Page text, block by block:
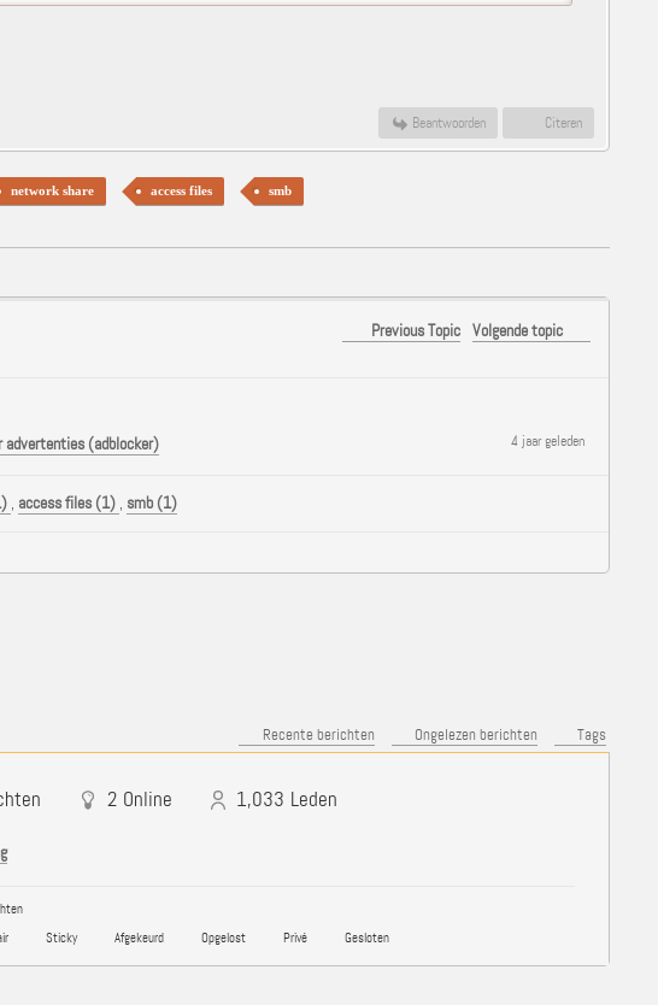
Beantwoorden Citeren
network share access files smb
Previous Topic Volgende topic
advertenties (adblocker)
4 jaar geleden
, access files (1) , smb (1)
Recente berichten Ongelezen berichten Tags
2 Online 1,033 Leden
Sticky Afgekeurd Opgelost Privé Gesloten